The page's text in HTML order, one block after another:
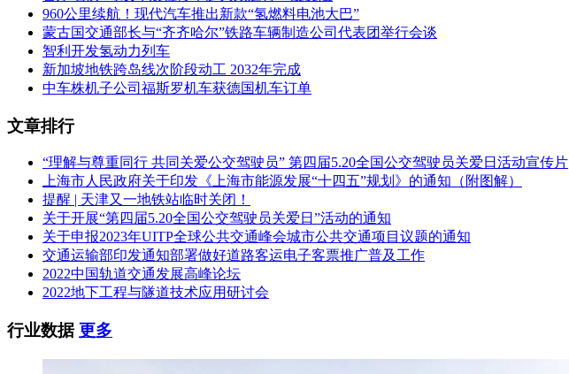
960公里续航！现代汽车推出新款“氢燃料电池大巴”
蒙古国交通部长与“齐齐哈尔”铁路车辆制造公司代表团举行会谈
智利开发氢动力列车
新加坡地铁跨岛线次阶段动工 2032年完成
中车株机子公司福斯罗机车获德国机车订单
文章排行
“理解与尊重同行 共同关爱公交驾驶员” 第四届5.20全国公交驾驶员关爱日活动宣传片
上海市人民政府关于印发《上海市能源发展“十四五”规划》的通知（附图解）
提醒 | 天津又一地铁站临时关闭！
关于开展“第四届5.20全国公交驾驶员关爱日”活动的通知
关于申报2023年UITP全球公共交通峰会城市公共交通项目议题的通知
交通运输部印发通知部署做好道路客运电子客票推广普及工作
2022中国轨道交通发展高峰论坛
2022地下工程与隧道技术应用研讨会
行业数据更多